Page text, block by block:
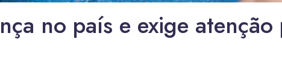
no país e exige